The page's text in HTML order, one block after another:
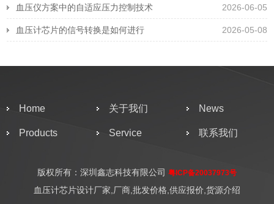
2026-06-05
血压仪方案中的自适应压力控制技术
2026-05-08
血压计芯片的信号转换是如何进行
Home 关于我们 News
Products Service 联系我们
版权所有：深圳鑫志科技有限公司 粤ICP备20037973号
血压计芯片设计厂家,厂商,批发价格,供应报价,货源介绍